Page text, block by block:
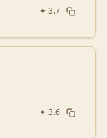
✦ 3.7
✦ 3.6